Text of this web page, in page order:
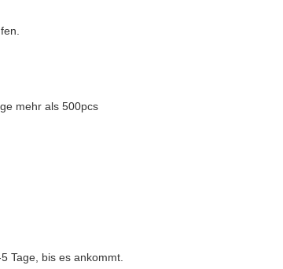
mehr als 500pcs
Tage, bis es ankommt.